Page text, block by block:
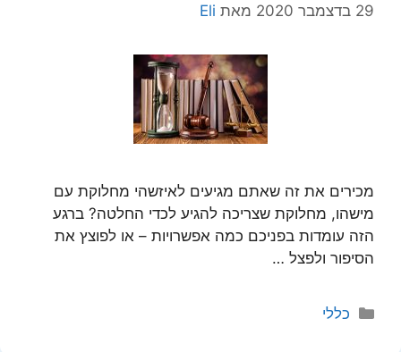
29 בדצמבר 2020 מאת Eli
מכירים את זה שאתם מגיעים לאיזשהי מחלוקת עם
מישהו, מחלוקת שצריכה להגיע לכדי החלטה? ברגע
הזה עומדות בפניכם כמה אפשרויות – או לפוצץ את
הסיפור ולפצל …
קטגוריות
כללי